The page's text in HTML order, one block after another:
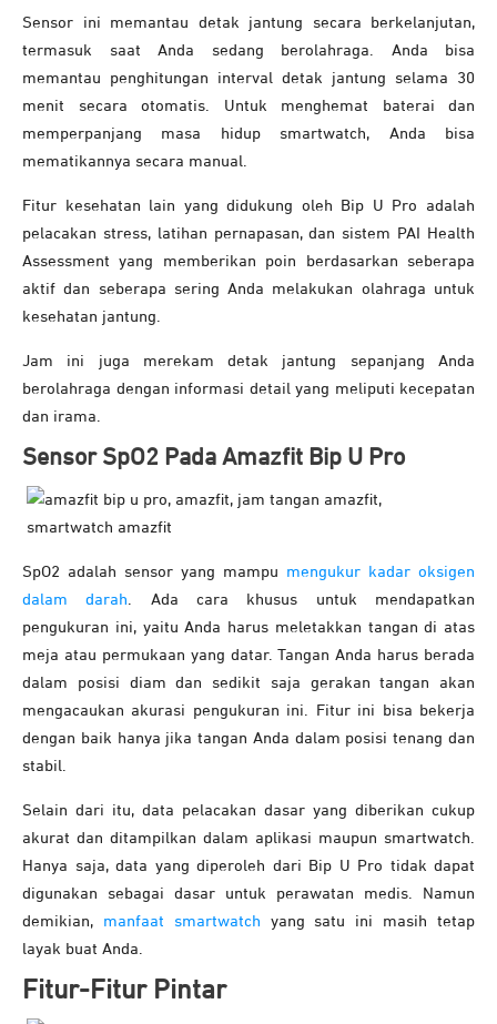
Sensor ini memantau detak jantung secara berkelanjutan,
termasuk saat Anda sedang berolahraga. Anda bisa
memantau penghitungan interval detak jantung selama 30
menit secara otomatis. Untuk menghemat baterai dan
memperpanjang masa hidup smartwatch, Anda bisa
mematikannya secara manual.
Fitur kesehatan lain yang didukung oleh Bip U Pro adalah
pelacakan stress, latihan pernapasan, dan sistem PAI Health
Assessment yang memberikan poin berdasarkan seberapa
aktif dan seberapa sering Anda melakukan olahraga untuk
kesehatan jantung.
Jam ini juga merekam detak jantung sepanjang Anda
berolahraga dengan informasi detail yang meliputi kecepatan
dan irama.
Sensor SpO2 Pada Amazfit Bip U Pro
SpO2 adalah sensor yang mampu mengukur kadar oksigen
dalam darah. Ada cara khusus untuk mendapatkan
pengukuran ini, yaitu Anda harus meletakkan tangan di atas
meja atau permukaan yang datar. Tangan Anda harus berada
dalam posisi diam dan sedikit saja gerakan tangan akan
mengacaukan akurasi pengukuran ini. Fitur ini bisa bekerja
dengan baik hanya jika tangan Anda dalam posisi tenang dan
stabil.
Selain dari itu, data pelacakan dasar yang diberikan cukup
akurat dan ditampilkan dalam aplikasi maupun smartwatch.
Hanya saja, data yang diperoleh dari Bip U Pro tidak dapat
digunakan sebagai dasar untuk perawatan medis. Namun
demikian, manfaat smartwatch yang satu ini masih tetap
layak buat Anda.
Fitur-Fitur Pintar